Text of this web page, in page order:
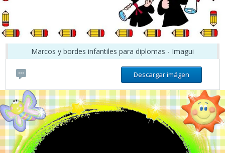
Marcos y bordes infantiles para diplomas - Imagui
Descargar imágen